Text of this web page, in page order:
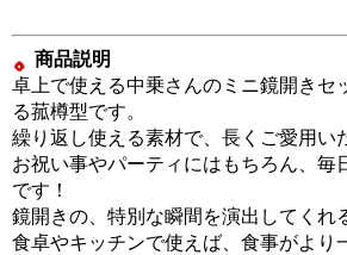
商品説明
卓上で使える中乗さんのミニ鏡開きセ
る菰樽型です。
繰り返し使える素材で、長くご愛用い
お祝い事やパーティにはもちろん、毎
です！
鏡開きの、特別な瞬間を演出してくれ
食卓やキッチンで使えば、食事がより